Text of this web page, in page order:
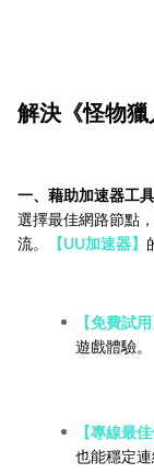
解決《怪物
一、藉助加速器工具
選擇最佳網路節點
流。
【UU加速器】
【免費試用
遊戲體驗。
【專線最佳
也能穩定連